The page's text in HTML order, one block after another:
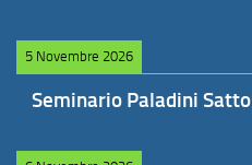
5 Novembre 2026
Seminario Paladini Satto